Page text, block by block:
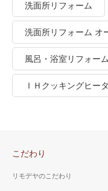
洗面所リフォーム
洗面所リフォーム オ
風呂・浴室リフォーム
ＩＨクッキングヒー
こだわり
リモデヤのこだわり